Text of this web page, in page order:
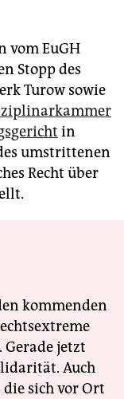
vom EuGH
Stopp des
Turow sowie
in
umstrittenen
Recht über
kommenden
jetzt
Auch
sich vor Ort